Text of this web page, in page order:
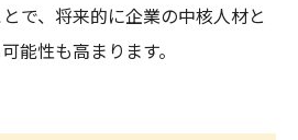
で、将来的に企業の中核人材と
能性も高まります。